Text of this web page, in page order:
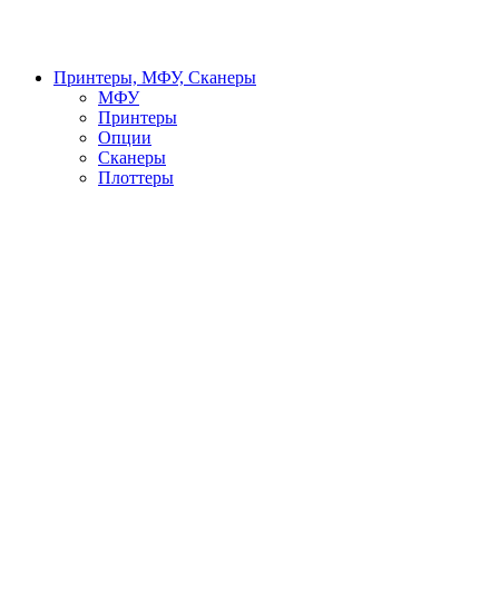
Принтеры, МФУ, Сканеры
МФУ
Принтеры
Опции
Сканеры
Плоттеры